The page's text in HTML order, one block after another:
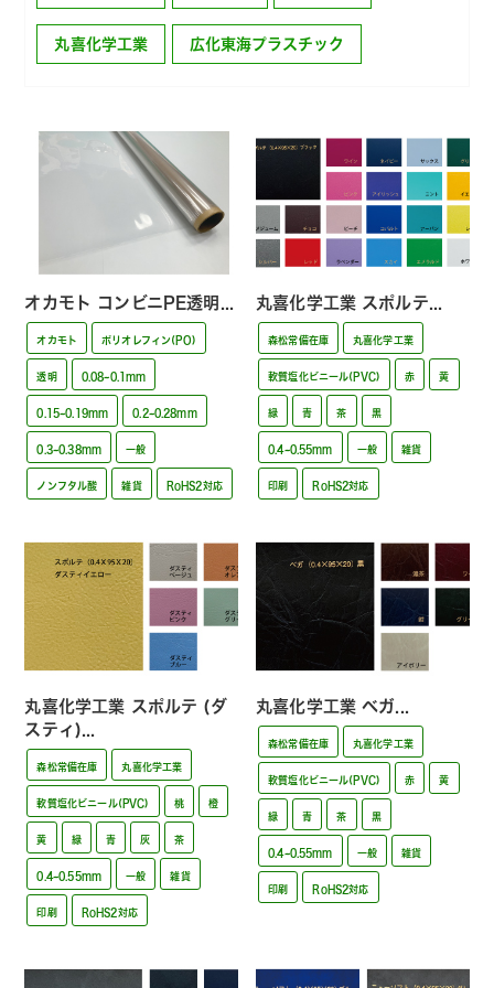
丸喜化学工業 広化東海プラスチック
オカモト コンビニPE透明...
オカモト ポリオレフィン(PO)
透明 0.08~0.1mm
0.15~0.19mm 0.2~0.28mm
0.3~0.38mm 一般
ノンフタル酸 雑貨 RoHS2対応
丸喜化学工業 スポルテ...
森松常備在庫 丸喜化学工業
軟質塩化ビニール(PVC) 赤 黄
緑 青 茶 黒
0.4~0.55mm 一般 雑貨
印刷 RoHS2対応
丸喜化学工業 スポルテ (ダ
スティ)...
森松常備在庫 丸喜化学工業
軟質塩化ビニール(PVC) 桃 橙
黄 緑 青 灰 茶
0.4~0.55mm 一般 雑貨
印刷 RoHS2対応
丸喜化学工業 ベガ...
森松常備在庫 丸喜化学工業
軟質塩化ビニール(PVC) 赤 黄
緑 青 茶 黒
0.4~0.55mm 一般 雑貨
印刷 RoHS2対応